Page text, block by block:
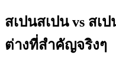
สเปนสเปน vs สเ
ต่างที่สำคัญจริงๆ